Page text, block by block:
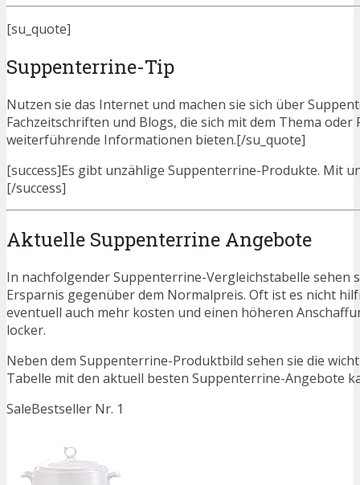
[su_quote]
Suppenterrine-Tip
Nutzen sie das Internet und machen sie sich über
Fachzeitschriften und Blogs, die sich mit dem Thema
weiterführende Informationen bieten.[/su_quote]
[success]Es gibt unzählige Suppenterrine-Produkte. Mit
[/success]
Aktuelle Suppenterrine Angebote
In nachfolgender Suppenterrine-Vergleichstabelle sehen
Ersparnis gegenüber dem Normalpreis. Oft ist es nicht
eventuell auch mehr kosten und einen höheren
locker.
Neben dem Suppenterrine-Produktbild sehen sie die
Tabelle mit den aktuell besten Suppenterrine-Angebote
SaleBestseller Nr. 1